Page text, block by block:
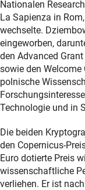
Nationalen
La Sapienza in
wechselte.
eingeworben,
den Advanced
sowie den
polnische
Technologie und in
Die beiden
den Copernicus-
Euro dotierte Preis
wissenschaftliche
verliehen. Er ist